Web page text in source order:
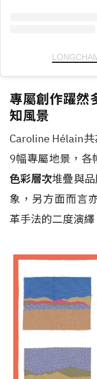
專屬創作躍然
知風景
Caroline Hélain共
9幅專屬地景，各
色彩層次堆疊與
象，另方面而言
革手法的二度演